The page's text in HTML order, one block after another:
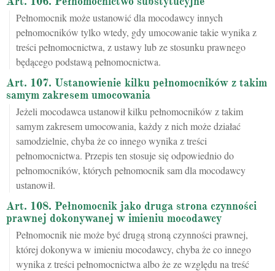
Pełnomocnik może ustanowić dla mocodawcy innych
pełnomocników tylko wtedy, gdy umocowanie takie wynika z
treści pełnomocnictwa, z ustawy lub ze stosunku prawnego
będącego podstawą pełnomocnictwa.
Art. 107. Ustanowienie kilku pełnomocników z takim
samym zakresem umocowania
Jeżeli mocodawca ustanowił kilku pełnomocników z takim
samym zakresem umocowania, każdy z nich może działać
samodzielnie, chyba że co innego wynika z treści
pełnomocnictwa. Przepis ten stosuje się odpowiednio do
pełnomocników, których pełnomocnik sam dla mocodawcy
ustanowił.
Art. 108. Pełnomocnik jako druga strona czynności
prawnej dokonywanej w imieniu mocodawcy
Pełnomocnik nie może być drugą stroną czynności prawnej,
której dokonywa w imieniu mocodawcy, chyba że co innego
wynika z treści pełnomocnictwa albo że ze względu na treść